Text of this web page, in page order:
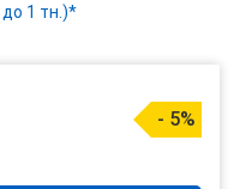
1 тн.)*
- 5%